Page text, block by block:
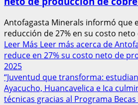
Antofagasta Minerals informó que
reducción de 27% en su costo neto
Leer Más Leer más acerca de
reduce en 27% su costo neto de
2025
“Juventud que transforma:
Ayacucho, Huancavelica e Ica
técnicas gracias al Programa Becas